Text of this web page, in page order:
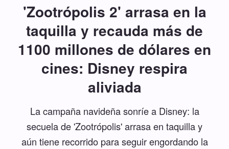
'Zootrópolis 2' arrasa en la
taquilla y recauda más de
1100 millones de dólares en
cines: Disney respira
aliviada
La campaña navideña sonríe a Disney: la
secuela de 'Zootrópolis' arrasa en taquilla y
aún tiene recorrido para seguir engordando la